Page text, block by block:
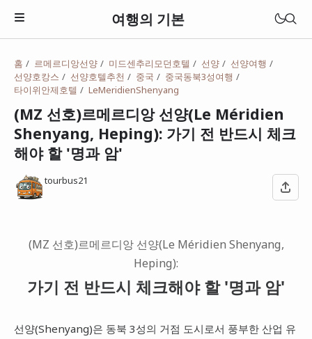
여행의 기본
베트남
대만
홈 르메르디앙선양 미드센추리모던호텔 선양
선양여행
선양호캉스
선양호텔추천 중국
중국동북3성여행
타이위안제호텔
LeMeridienShenyang
(MZ 선호)르메르디앙 선양(Le Méridien
Shenyang, Heping): 가기 전 반드시 체크
해야 할 '명과 암'
tourbus21
(MZ 선호)르메르디앙 선양(Le Méridien Shenyang,
Heping):
가기 전 반드시 체크해야 할 '명과 암'
선양(Shenyang)은 동북 3성의 거점 도시로서 풍부한 산업 유